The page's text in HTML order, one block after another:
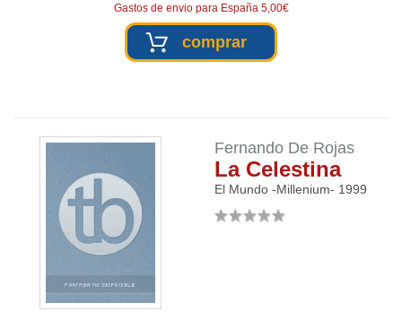
Gastos de envio para España 5,00€
comprar
Fernando De Rojas
La Celestina
El Mundo -Millenium- 1999